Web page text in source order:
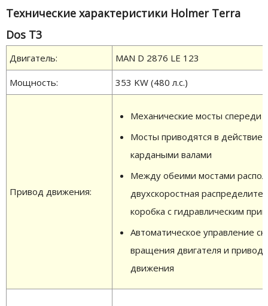
Технические характеристики Holmer Terra
Dos T3
Двигатель: MAN D 2876 LЕ 123
Мощность: 353 KW (480 л.с.)
Привод движения:
Механические мосты спереди
Мосты приводятся в действие
кардаными валами
Между обеими мостами
двухскоростная
коробка с гидравлическим
Автоматическое управление
вращения двигателя и привода
движения